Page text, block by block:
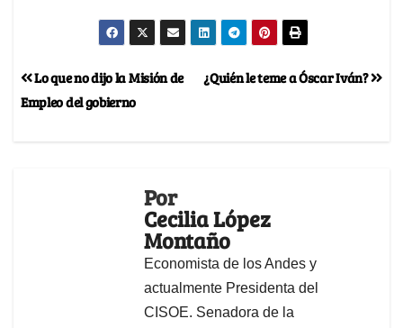
¿Quién le teme a Óscar Iván?
Lo que no dijo la Misión de
Empleo del gobierno
Por
Cecilia López
Montaño
Economista de los Andes y
actualmente Presidenta del
CISOE. Senadora de la